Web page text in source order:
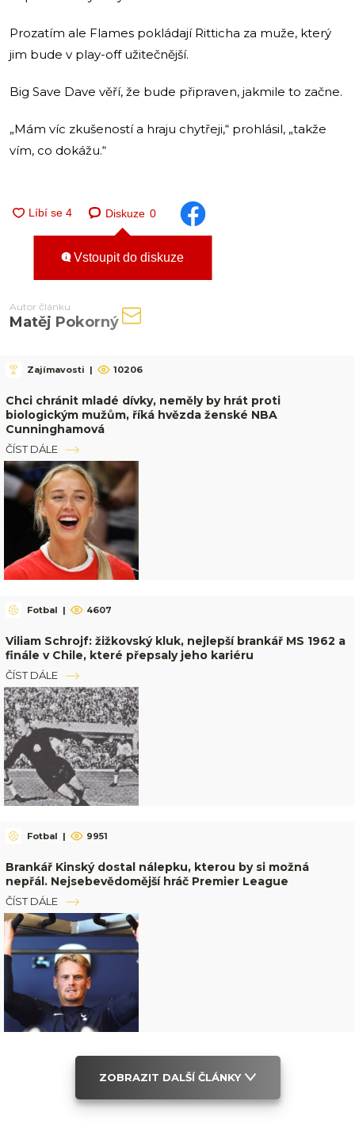
Prozatím ale Flames pokládají Ritticha za muže, který
jim bude v play-off užitečnější.
Big Save Dave věří, že bude připraven, jakmile to začne.
„Mám víc zkušeností a hraju chytřeji,“ prohlásil, „takže
vím, co dokážu.“
Diskuze 0
Vstoupit do diskuze
Autor článku
Matěj Pokorný
Zajímavosti | 10206
Chci chránit mladé dívky, neměly by hrát proti
biologickým mužům, říká hvězda ženské NBA
Cunninghamová
ČÍST DÁLE
Fotbal | 4607
Viliam Schrojf: žižkovský kluk, nejlepší brankář MS 1962 a
finále v Chile, které přepsaly jeho kariéru
ČÍST DÁLE
Fotbal | 9951
Brankář Kinský dostal nálepku, kterou by si možná
nepřál. Nejsebevědomější hráč Premier League
ČÍST DÁLE
ZOBRAZIT DALŠÍ ČLÁNKY